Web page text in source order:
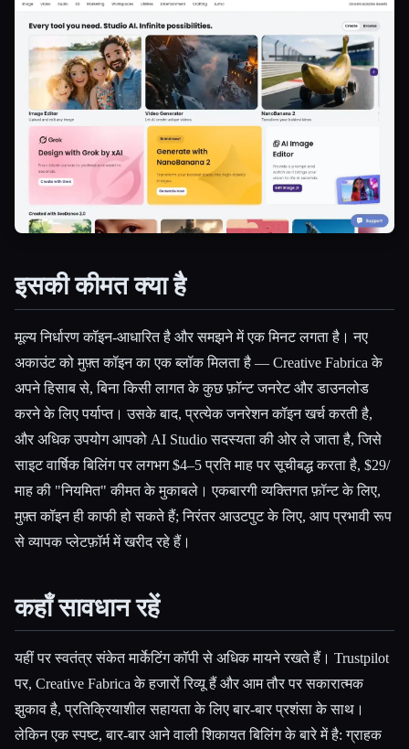
इसकी कीमत क्या है
मूल्य निर्धारण कॉइन-आधारित है और समझने में एक मिनट लगता है। नए
अकाउंट को मुफ़्त कॉइन का एक ब्लॉक मिलता है — Creative Fabrica के
अपने हिसाब से, बिना किसी लागत के कुछ फ़ॉन्ट जनरेट और डाउनलोड
करने के लिए पर्याप्त। उसके बाद, प्रत्येक जनरेशन कॉइन खर्च करती है,
और अधिक उपयोग आपको AI Studio सदस्यता की ओर ले जाता है, जिसे
साइट वार्षिक बिलिंग पर लगभग $4–5 प्रति माह पर सूचीबद्ध करता है, $29/
माह की "नियमित" कीमत के मुकाबले। एकबारगी व्यक्तिगत फ़ॉन्ट के लिए,
मुफ़्त कॉइन ही काफी हो सकते हैं; निरंतर आउटपुट के लिए, आप प्रभावी रूप
से व्यापक प्लेटफ़ॉर्म में खरीद रहे हैं।
कहाँ सावधान रहें
यहीं पर स्वतंत्र संकेत मार्केटिंग कॉपी से अधिक मायने रखते हैं। Trustpilot
पर, Creative Fabrica के हजारों रिव्यू हैं और आम तौर पर सकारात्मक
झुकाव है, प्रतिक्रियाशील सहायता के लिए बार-बार प्रशंसा के साथ।
लेकिन एक स्पष्ट, बार-बार आने वाली शिकायत बिलिंग के बारे में है: ग्राहक